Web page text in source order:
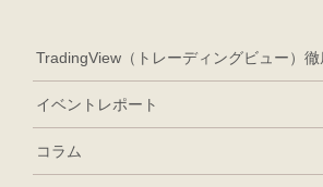
TradingView（トレーディングビュー）徹
イベントレポート
コラム